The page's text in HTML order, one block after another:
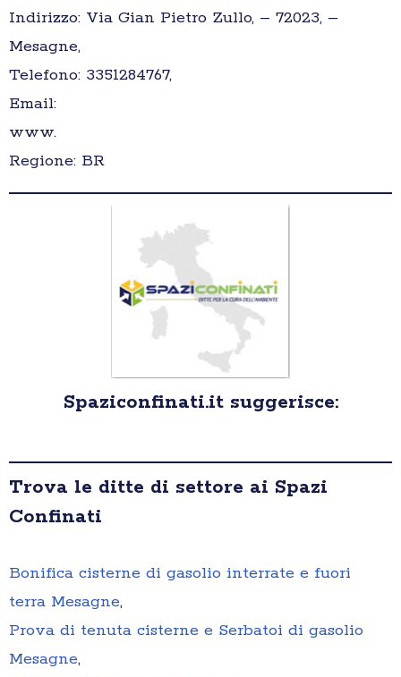
Indirizzo: Via Gian Pietro Zullo, – 72023, –
Mesagne,
Telefono: 3351284767,
Email:
www.
Regione: BR
Spaziconfinati.it suggerisce:
Trova le ditte di settore ai Spazi
Confinati
Bonifica cisterne di gasolio interrate e fuori
terra Mesagne,
Prova di tenuta cisterne e Serbatoi di gasolio
Mesagne,